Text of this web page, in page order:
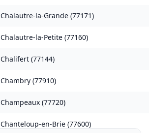
Chalautre-la-Grande (77171)
Chalautre-la-Petite (77160)
Chalifert (77144)
Chambry (77910)
Champeaux (77720)
Chanteloup-en-Brie (77600)